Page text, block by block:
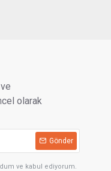
olarak
Gönder
ve kabul ediyorum.